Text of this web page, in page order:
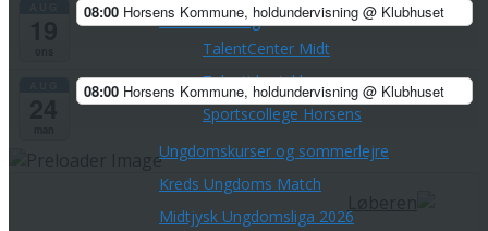
Talentudviking
TalentCenter Midt
Talentidrætsklasser
Sportscollege Horsens
Ungdomskurser og sommerlejre
Kreds Ungdoms Match
Midtjysk Ungdomsliga 2026
08:00 Horsens Kommune, holdundervisning @ Klubhuset
08:00 Horsens Kommune, holdundervisning @ Klubhuset